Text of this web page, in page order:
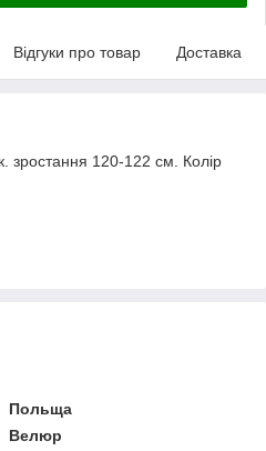
Відгуки про товар Доставка
зростання 120-122 см. Колір
Польща
Велюр